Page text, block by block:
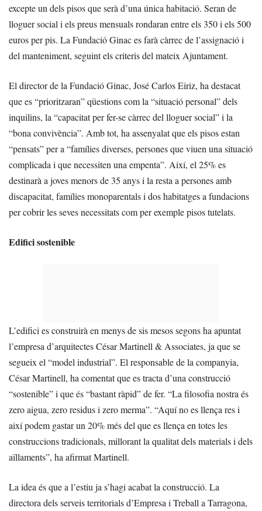
excepte un dels pisos que serà d’una única habitació. Seran de
lloguer social i els preus mensuals rondaran entre els 350 i els 500
euros per pis. La Fundació Ginac es farà càrrec de l’assignació i
del manteniment, seguint els criteris del mateix Ajuntament.
El director de la Fundació Ginac, José Carlos Eiriz, ha destacat
que es “prioritzaran” qüestions com la “situació personal” dels
inquilins, la “capacitat per fer-se càrrec del lloguer social” i la
“bona convivència”. Amb tot, ha assenyalat que els pisos estan
“pensats” per a “famílies diverses, persones que viuen una situació
complicada i que necessiten una empenta”. Així, el 25% es
destinarà a joves menors de 35 anys i la resta a persones amb
discapacitat, famílies monoparentals i dos habitatges a fundacions
per cobrir les seves necessitats com per exemple pisos tutelats.
Edifici sostenible
L’edifici es construirà en menys de sis mesos segons ha apuntat
l’empresa d’arquitectes César Martinell & Associates, ja que se
segueix el “model industrial”. El responsable de la companyia,
César Martinell, ha comentat que es tracta d’una construcció
“sostenible” i que és “bastant ràpid” de fer. “La filosofia nostra és
zero aigua, zero residus i zero merma”. “Aquí no es llença res i
així podem gastar un 20% més del que es llença en totes les
construccions tradicionals, millorant la qualitat dels materials i dels
aïllaments”, ha afirmat Martinell.
La idea és que a l’estiu ja s’hagi acabat la construcció. La
directora dels serveis territorials d’Empresa i Treball a Tarragona,